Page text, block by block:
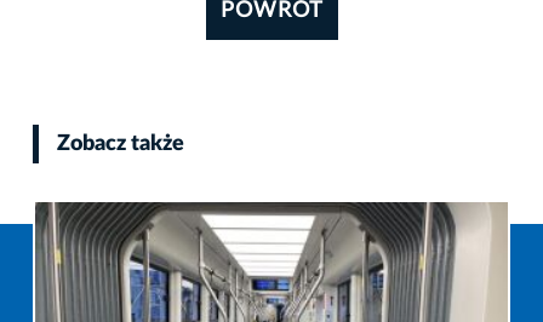
POWRÓT
Zobacz także